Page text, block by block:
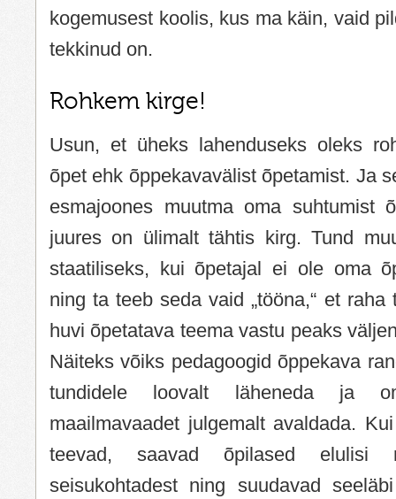
kogemusest koolis, kus ma käin, vaid
tekkinud on.
Rohkem kirge!
Usun, et üheks lahenduseks oleks
õpet ehk õppekavavälist õpetamist. Ja
esmajoones muutma oma suhtumist
juures on ülimalt tähtis kirg. Tund
staatiliseks, kui õpetajal ei ole oma
ning ta teeb seda vaid „tööna,“ et
huvi õpetatava teema vastu peaks
Näiteks võiks pedagoogid õppekava
tundidele loovalt läheneda ja
maailmavaadet julgemalt avaldada.
teevad, saavad õpilased elulisi
seisukohtadest ning suudavad